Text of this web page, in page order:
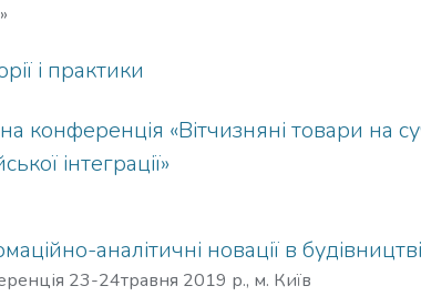
і практики
конференція «Вітчизняні товари на
інтеграції»
аналітичні новації в будівництві
23-24травня 2019 р., м. Київ